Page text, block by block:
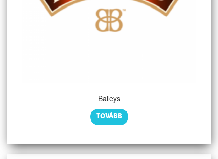
Baileys
TOVÁBB